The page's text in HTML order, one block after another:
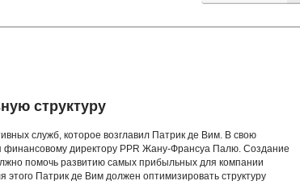
структуру
служб, которое возглавил Патрик де Вим. В свою
финансовому директору PPR Жану-Франсуа Палю. Создание
помочь развитию самых прибыльных для компании
Патрик де Вим должен оптимизировать структуру